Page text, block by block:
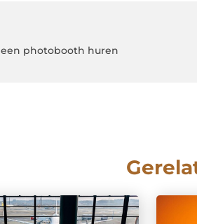
photobooth huren